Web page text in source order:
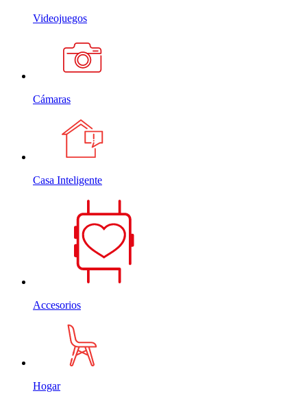
Videojuegos
Cámaras
Casa Inteligente
Accesorios
Hogar